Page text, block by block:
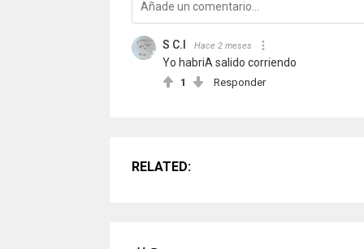
S C.I Hace 2 meses
Yo habriA salido corriendo
1 Responder
RELATED: